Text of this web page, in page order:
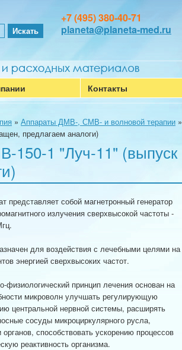
+7 (495) 380-40-71
planeta@planeta-med.ru
Контакты
» Аппараты ДМВ-, СМВ- и волновой терапии »
предлагаем аналоги)
150-1 "Луч-11" (выпуск
представляет собой магнетронный генератор
излучения сверхвысокой частоты -
для воздействия с лечебными целями на
энергией сверхвысоких частот.
физиологический принцип лечения основан на
микроволн улучшать регулирующую
центральной нервной системы, расширять
сосуды микроциркулярного русла,
способствовать ускорению процессов
реактивность организма.